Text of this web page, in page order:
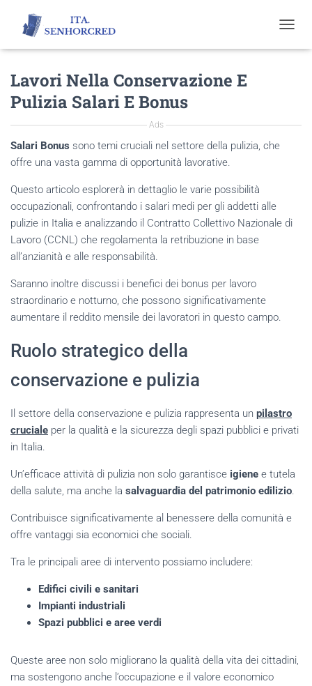
O
A
O
Lavori Nella Conservazione E
Pulizia Salari E Bonus
Ads
Salari Bonus sono temi cruciali nel settore della pulizia, che
offre una vasta gamma di opportunità lavorative.
Questo articolo esplorerà in dettaglio le varie possibilità
occupazionali, confrontando i salari medi per gli addetti alle
pulizie in Italia e analizzando il Contratto Collettivo Nazionale di
Lavoro (CCNL) che regolamenta la retribuzione in base
all’anzianità e alle responsabilità.
Saranno inoltre discussi i benefici dei bonus per lavoro
straordinario e notturno, che possono significativamente
aumentare il reddito mensile dei lavoratori in questo campo.
Ruolo strategico della
conservazione e pulizia
Il settore della conservazione e pulizia rappresenta un pilastro
cruciale per la qualità e la sicurezza degli spazi pubblici e privati
in Italia.
Un’efficace attività di pulizia non solo garantisce igiene e tutela
della salute, ma anche la salvaguardia del patrimonio edilizio.
Contribuisce significativamente al benessere della comunità e
offre vantaggi sia economici che sociali.
Tra le principali aree di intervento possiamo includere:
Edifici civili e sanitari
Impianti industriali
Spazi pubblici e aree verdi
Queste aree non solo migliorano la qualità della vita dei cittadini,
ma sostengono anche l’occupazione e il valore economico